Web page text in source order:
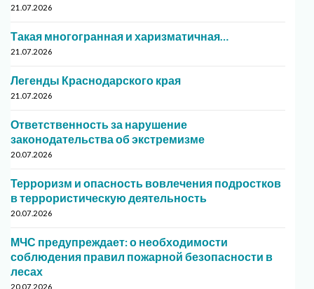
21.07.2026
Такая многогранная и харизматичная…
21.07.2026
Легенды Краснодарского края
21.07.2026
Ответственность за нарушение
законодательства об экстремизме
20.07.2026
Терроризм и опасность вовлечения подростков
в террористическую деятельность
20.07.2026
МЧС предупреждает: о необходимости
соблюдения правил пожарной безопасности в
лесах
20.07.2026